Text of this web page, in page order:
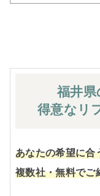
福井県
得意なリ
あなたの希望に合
複数社・無料でご